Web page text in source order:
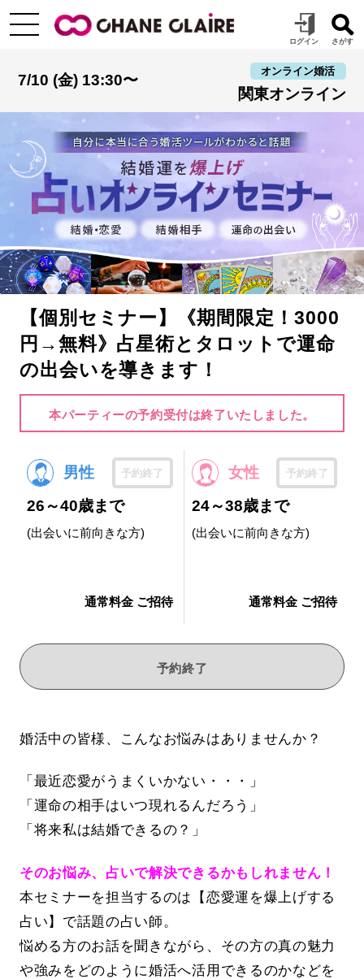
7/10 (金) 13:30〜
オンライン婚活
関東オンライン
【個別セミナー】《期間限定！3000
円→無料》占星術とタロットで運命
の出会いを導きます！
本パーティーの予約受付は終了いたしました。
男性 予約終了
26～40歳まで
(出会いに前向きな方)
通常料金 ご招待
女性 予約終了
24～38歳まで
(出会いに前向きな方)
通常料金 ご招待
予約終了
婚活中の皆様、こんなお悩みはありませんか？
「最近恋愛がうまくいかない・・・」
「運命の相手はいつ現れるんだろう」
「将来私は結婚できるの？」
そのお悩み、占いで解決できるかもしれません！
本セミナーを担当するのは【恋愛運を爆上げする
占い】で話題の占い師。
悩める方のお話を聞きながら、その方の真の魅力
や強みをどのように婚活へ活用できるのかなどを